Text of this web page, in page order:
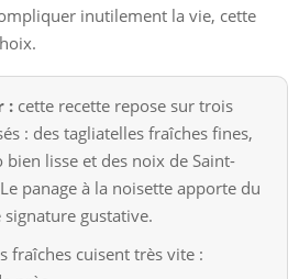
inutilement la vie, cette
: cette recette repose sur trois
: des tagliatelles fraîches fines,
lisse et des noix de Saint-
panage à la noisette apporte du
gustative.
fraîches cuisent très vite :